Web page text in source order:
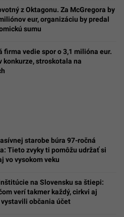
z Oktagonu. Za McGregora by
eur, organizáciu by predal
sumu
firma vedie spor o 3,1 milióna eur.
konkurze, stroskotala na
starobe búra 97-ročná
Tieto zvyky ti pomôžu udržať si
vo vysokom veku
na Slovensku sa štiepi:
verí takmer každý, cirkvi aj
občania účet